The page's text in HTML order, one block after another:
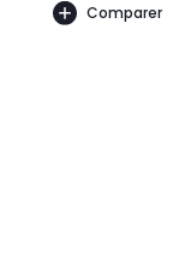
Comparer